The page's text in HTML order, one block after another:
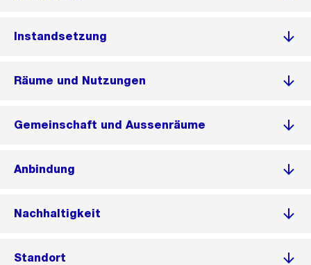
Instandsetzung
Räume und Nutzungen
Gemeinschaft und Aussenräume
Anbindung
Nachhaltigkeit
Standort